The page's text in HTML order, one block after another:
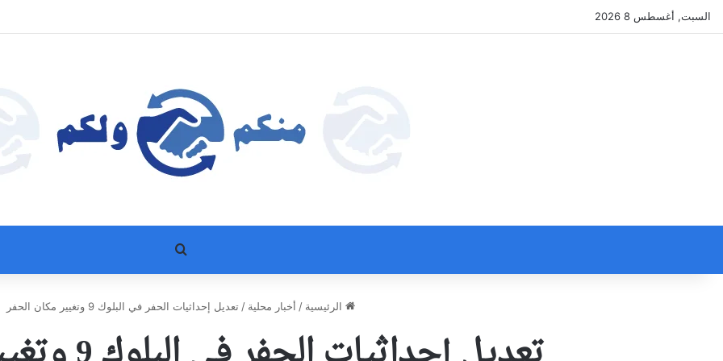
السبت, أغسطس 8 2026
بحث عن
الرئيسية / أخبار محلية / تعديل إحداثيات الحفر في البلوك 9 وتغيير مكان الحفر